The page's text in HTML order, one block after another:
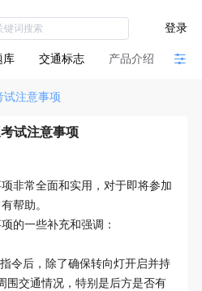
登录
库 交通标志 产品介绍
试注意事项
试注意事项
非常全面和实用，对于即将参加
帮助。
的一些补充和强调：
令后，除了确保转向灯开启并持
围交通情况，特别是后方是否有